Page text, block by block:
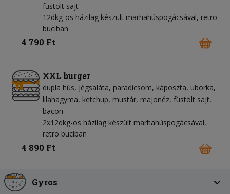
füstölt sajt
12dkg-os házilag készült marhahúspogácsával, retro
buciban
4 790 Ft
XXL burger
dupla hús jégsaláta paradicsom káposzta uborka
lilahagyma ketchup mustár majonéz füstölt sajt
bacon
2x12dkg-os házilag készült marhahúspogácsával,
retro buciban
4 890 Ft
Gyros